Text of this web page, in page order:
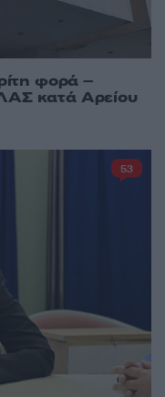
φορά –
κατά Αρείου
53